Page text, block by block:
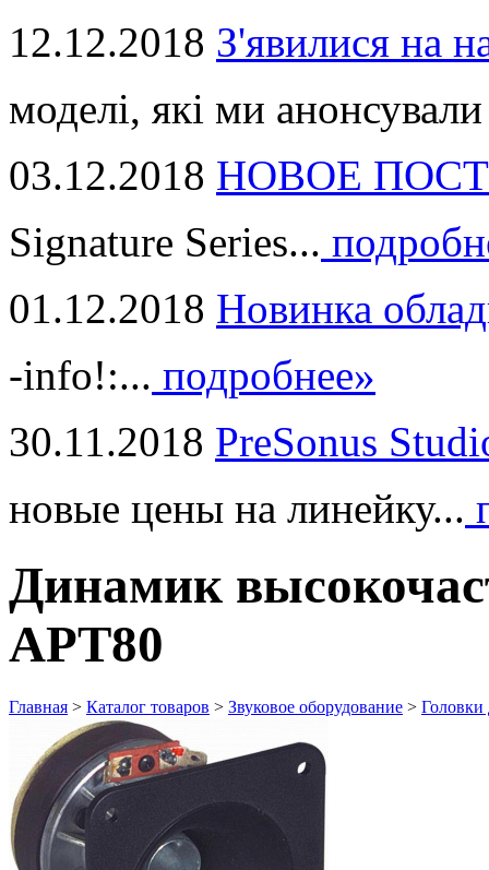
12.12.2018 З'явилися на
моделі, які ми
03.12.2018 НОВОЕ
Signature Series...
01.12.2018 Новинка
-info!:... подробнее»
30.11.2018 PreSonus
новые цены на линейку...
Динамик
APT80
Главная > Каталог товаров > Звуковое оборудование > Головки